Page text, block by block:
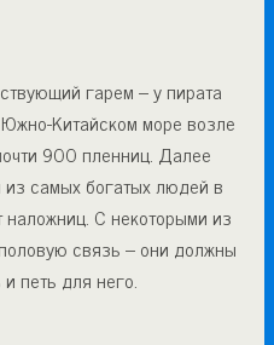
гарем – у пирата
Китайском море возле
900 пленниц. Далее
из самых богатых людей в
С некоторыми из
связь – они должны
петь для него.